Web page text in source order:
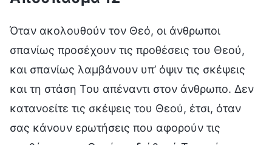
Όταν ακολουθούν τον Θεό, οι άνθρωποι
σπανίως προσέχουν τις προθέσεις του Θεού,
και σπανίως λαμβάνουν υπ’ όψιν τις σκέψεις
και τη στάση Του απέναντι στον άνθρωπο. Δεν
κατανοείτε τις σκέψεις του Θεού, έτσι, όταν
σας κάνουν ερωτήσεις που αφορούν τις